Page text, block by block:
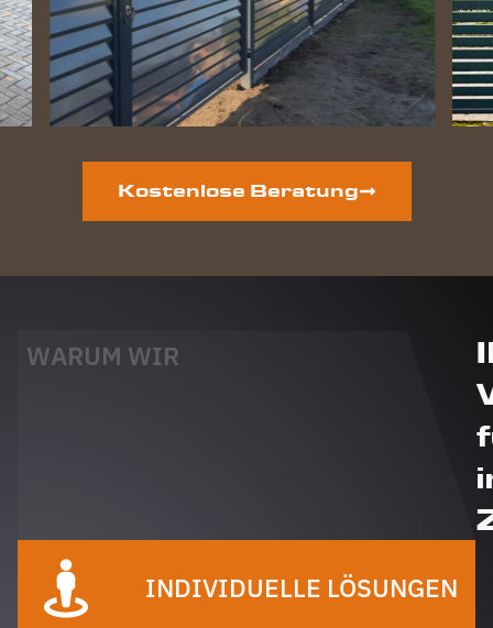
Kostenlose Beratung
WARUM WIR
INDIVIDUELLE LÖSUNGEN